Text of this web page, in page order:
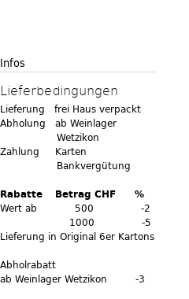
Infos
Lieferbedingungen
Lieferung frei Haus verpackt
Abholung ab Weinlager
Wetzikon
Zahlung Karten
Bankvergütung
Rabatte Betrag CHF %
Wert ab 500 -2
1000 -5
Lieferung in Original 6er Kartons
Abholrabatt
ab Weinlager Wetzikon -3